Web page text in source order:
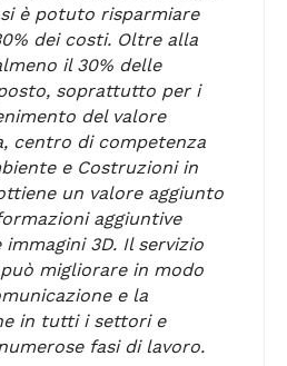
è potuto risparmiare
dei costi. Oltre alla
il 30% delle
soprattutto per i
del valore
centro di competenza
e Costruzioni in
un valore aggiunto
aggiuntive
3D. Il servizio
migliorare in modo
e la
in tutti i settori e
fasi di lavoro.